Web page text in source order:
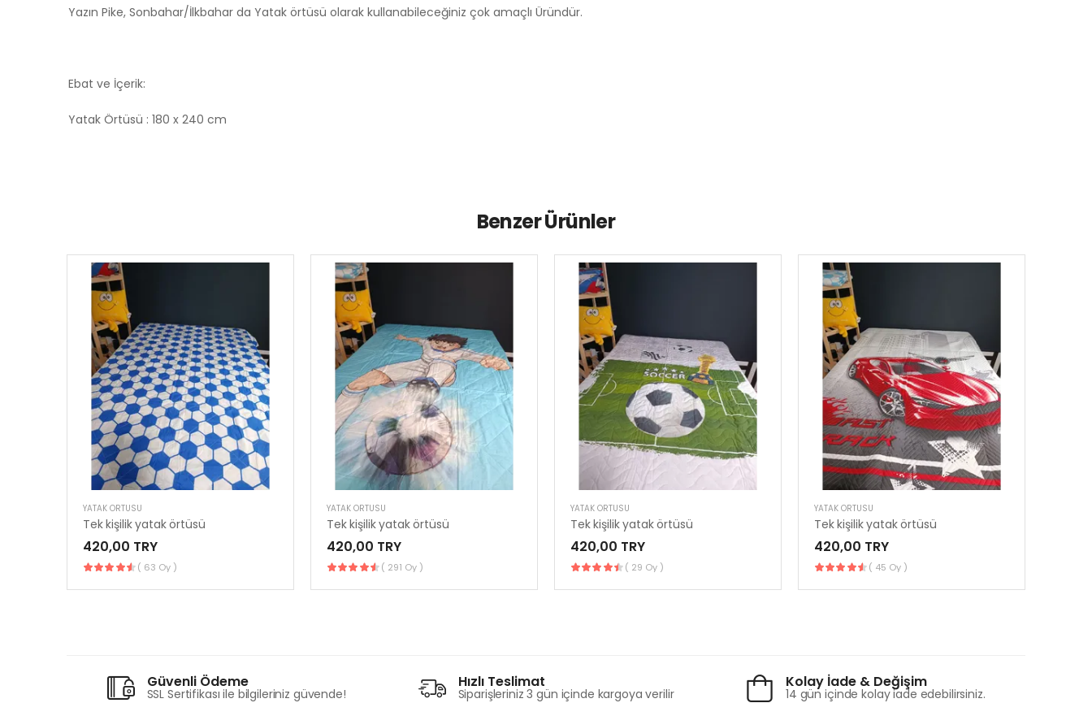
Yazın Pike, Sonbahar/İlkbahar da Yatak örtüsü olarak kullanabileceğiniz çok amaçlı Üründür.
Ebat ve İçerik:
Yatak Örtüsü : 180 x 240 cm
Benzer Ürünler
YATAK ÖRTÜSÜ
Tek kişilik yatak örtüsü
420,00 TRY
( 63 Oy )
YATAK ÖRTÜSÜ
Tek kişilik yatak örtüsü
420,00 TRY
( 291 Oy )
YATAK ÖRTÜSÜ
Tek kişilik yatak örtüsü
420,00 TRY
( 29 Oy )
YATAK ÖRTÜSÜ
Tek kişilik yatak örtüsü
420,00 TRY
( 45 Oy )
Güvenli Ödeme
SSL Sertifikası ile bilgileriniz güvende!
Hızlı Teslimat
Siparişleriniz 3 gün içinde kargoya verilir
Kolay İade & Değişim
14 gün içinde kolay iade edebilirsiniz.